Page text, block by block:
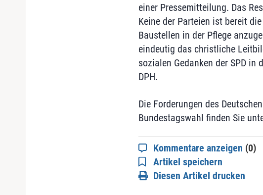
einer Pressemitteilung. Das
Keine der Parteien ist bereit
Baustellen in der Pflege
eindeutig das christliche
sozialen Gedanken der SPD in
DPH.
Die Forderungen des
Bundestagswahl finden Sie
Kommentare anzeigen (0)
Artikel speichern
Diesen Artikel drucken